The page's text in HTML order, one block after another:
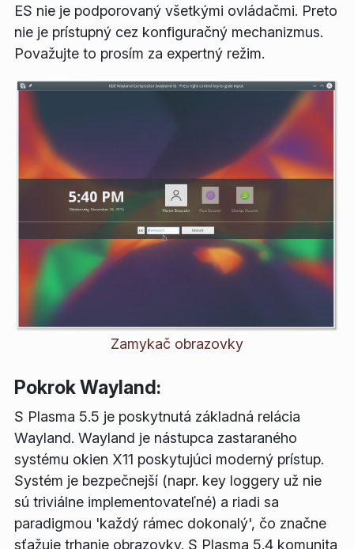
ES nie je podporovaný všetkými ovládačmi. Preto
nie je prístupný cez konfiguračný mechanizmus.
Považujte to prosím za expertný režim.
Zamykač obrazovky
Pokrok Wayland:
S Plasma 5.5 je poskytnutá základná relácia
Wayland. Wayland je nástupca zastaraného
systému okien X11 poskytujúci moderný prístup.
Systém je bezpečnejší (napr. key loggery už nie
sú triviálne implementovateľné) a riadi sa
paradigmou 'každý rámec dokonalý', čo značne
sťažuje trhanie obrazovky. S Plasma 5.4 komunita